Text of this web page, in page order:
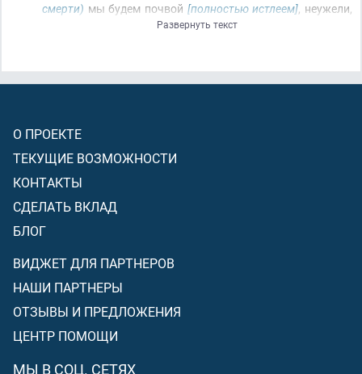
смерти) мы будем почвой [полностью истлеем], неужели,
(окажемся)в новом творении
Развернуть текст
О ПРОЕКТЕ
ТЕКУЩИЕ ВОЗМОЖНОСТИ
КОНТАКТЫ
СДЕЛАТЬ ВКЛАД
БЛОГ
ВИДЖЕТ ДЛЯ ПАРТНЕРОВ
НАШИ ПАРТНЕРЫ
ОТЗЫВЫ И ПРЕДЛОЖЕНИЯ
ЦЕНТР ПОМОЩИ
МЫ В СОЦ. СЕТЯХ